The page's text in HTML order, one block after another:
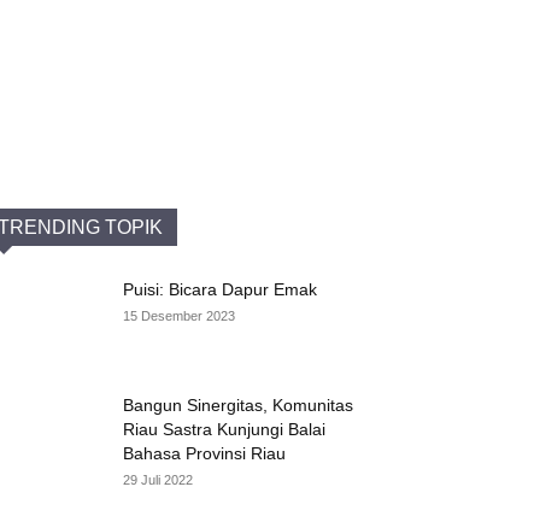
TOPIK
Puisi: Bicara Dapur Emak
15 Desember 2023
Bangun Sinergitas, Komunitas
Riau Sastra Kunjungi Balai
Bahasa Provinsi Riau
29 Juli 2022